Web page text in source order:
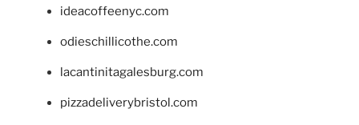
ideacoffeenyc.com
odieschillicothe.com
lacantinitagalesburg.com
pizzadeliverybristol.com